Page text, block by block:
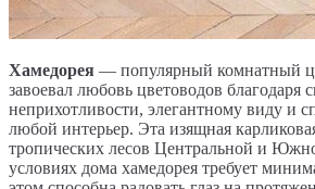
Хамедорея — популярный комнатный
завоевал любовь цветоводов благодаря
неприхотливости, элегантному виду и
любой интерьер. Эта изящная
тропических лесов Центральной и
условиях дома хамедорея требует